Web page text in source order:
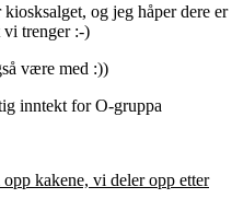
og jeg håper dere er
vi trenger :-)
være med :))
inntekt for O-gruppa
kakene, vi deler opp etter